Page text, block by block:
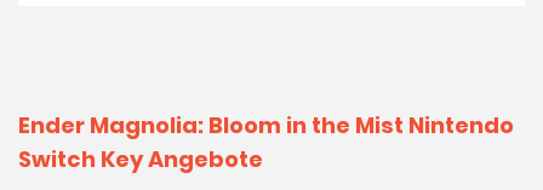
Ender Magnolia: Bloom in the Mist Nintendo
Switch Key Angebote